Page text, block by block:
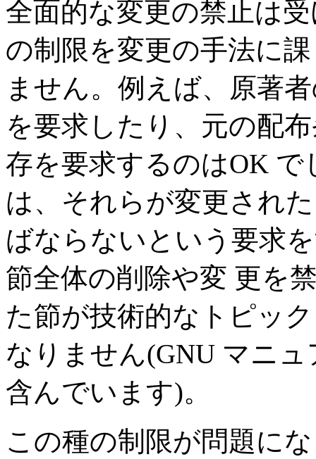
全面的な変更の禁止は
の制限を変更の手法に
ません。例えば、原著
を要求したり、元の配
存を要求するのはOK
は、それらが変更され
ばならないという要求
節全体の削除や変 更を
た節が技術的なトピッ
なりません(GNU マニ
含んでいます)。
この種の制限が問題に